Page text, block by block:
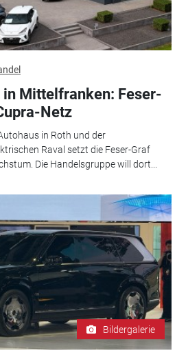
Mittelfranken: Feser-
Netz
in Roth und der
Raval setzt die Feser-Graf
Die Handelsgruppe will dort...
Bildergalerie